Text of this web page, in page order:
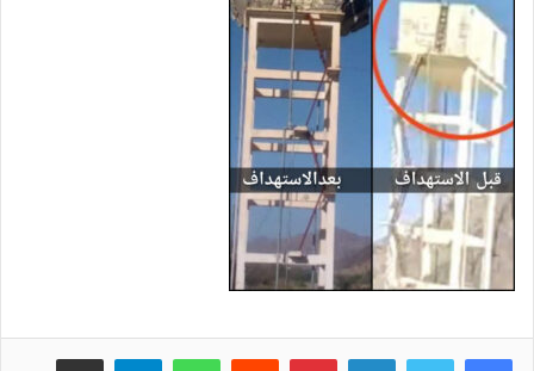
لينكدإنبينتيريست واتسابتيلقرام مشاركة عبر البريد